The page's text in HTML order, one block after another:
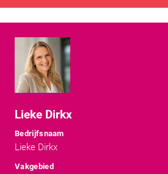
Lieke Dirkx
Bedrijfsnaam
Lieke Dirkx
Vakgebied